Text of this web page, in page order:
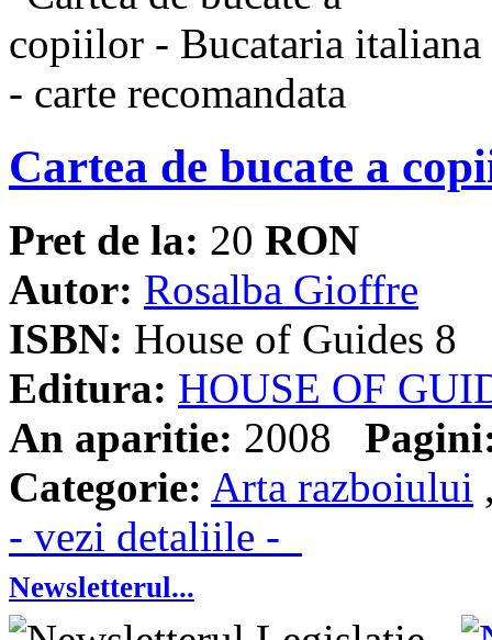
Cartea de bucate a
Pret de la: 20 RON
Autor: Rosalba Gioffre
ISBN: House of Guides 8
Editura: HOUSE OF
An aparitie: 2008
Categorie: Arta razboiului
- vezi detaliile -
Newsletterul...